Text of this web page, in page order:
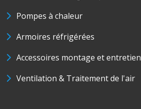
Pompes à chaleur
Armoires réfrigérées
Accessoires montage et entretien
Ventilation & Traitement de l'air